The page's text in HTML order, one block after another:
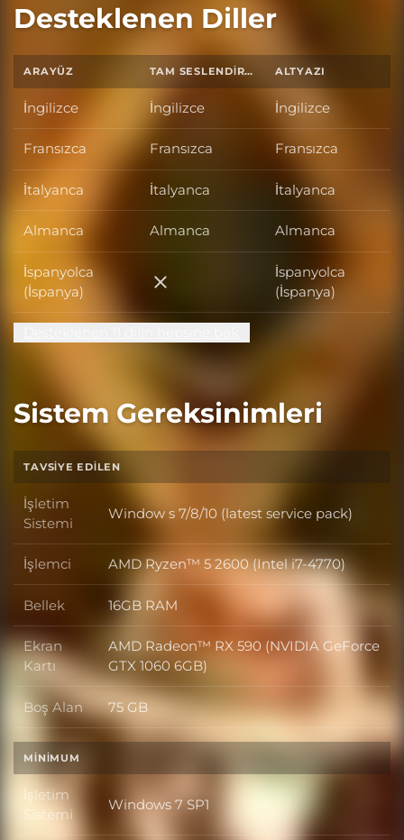
Desteklenen Diller
ARAYÜZ TAM SESLENDIRME ALTYAZI
İngilizce İngilizce İngilizce
Fransızca Fransızca Fransızca
İtalyanca İtalyanca İtalyanca
Almanca Almanca Almanca
İspanyolca
(İspanya)
İspanyolca (İspanya)
İspanyolca
(İspanya)
Sistem Gereksinimleri
TAVSIYE EDILEN
İşletim
Sistemi
İşletim Sistemi
Window s 7/8/10 (latest service pack)
İşlemci İşlemci
AMD Ryzen™ 5 2600 (Intel i7-4770)
Bellek Bellek
16GB RAM
Ekran
Kartı
Ekran Kartı
AMD Radeon™ RX 590 (NVIDIA GeForce
GTX 1060 6GB)
Boş Alan Boş Alan
75 GB
MINIMUM
İşletim
Sistemi
İşletim Sistemi
Windows 7 SP1